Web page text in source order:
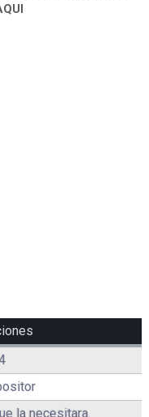
la necesitara.